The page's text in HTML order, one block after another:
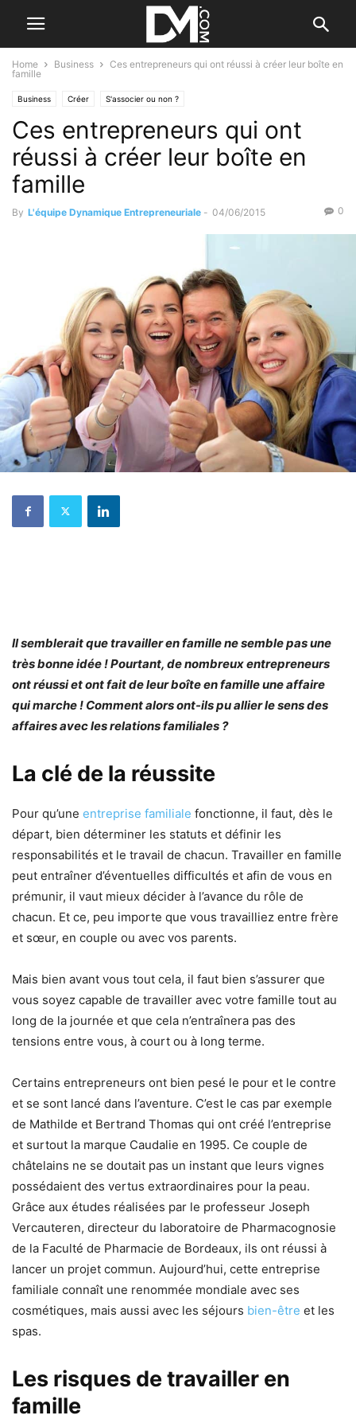
Home Business
Ces entrepreneurs qui ont réussi à créer leur boîte en
famille
Business Créer S'associer ou non ?
Ces entrepreneurs qui ont
réussi à créer leur boîte en
famille
By L'équipe Dynamique Entrepreneuriale - 04/06/2015 0
Il semblerait que travailler en famille ne semble pas une
très bonne idée ! Pourtant, de nombreux entrepreneurs
ont réussi et ont fait de leur boîte en famille une affaire
qui marche ! Comment alors ont-ils pu allier le sens des
affaires avec les relations familiales ?
La clé de la réussite
Pour qu’une entreprise familiale fonctionne, il faut, dès le
départ, bien déterminer les statuts et définir les
responsabilités et le travail de chacun. Travailler en famille
peut entraîner d’éventuelles difficultés et afin de vous en
prémunir, il vaut mieux décider à l’avance du rôle de
chacun. Et ce, peu importe que vous travailliez entre frère
et sœur, en couple ou avec vos parents.
Mais bien avant vous tout cela, il faut bien s’assurer que
vous soyez capable de travailler avec votre famille tout au
long de la journée et que cela n’entraînera pas des
tensions entre vous, à court ou à long terme.
Certains entrepreneurs ont bien pesé le pour et le contre
et se sont lancé dans l’aventure. C’est le cas par exemple
de Mathilde et Bertrand Thomas qui ont créé l’entreprise
et surtout la marque Caudalie en 1995. Ce couple de
châtelains ne se doutait pas un instant que leurs vignes
possédaient des vertus extraordinaires pour la peau.
Grâce aux études réalisées par le professeur Joseph
Vercauteren, directeur du laboratoire de Pharmacognosie
de la Faculté de Pharmacie de Bordeaux, ils ont réussi à
lancer un projet commun. Aujourd’hui, cette entreprise
familiale connaît une renommée mondiale avec ses
cosmétiques, mais aussi avec les séjours bien-être et les
spas.
Les risques de travailler en
famille